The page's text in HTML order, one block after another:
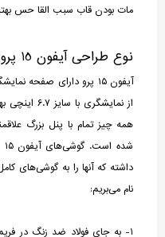
مات بودن قاب سبب القا حس
نوع طراحی آیفون 15 پرو و آیفون 15 پرومکس
از
همه چیز تمام با پنل بزرگ
داشته که آنها را به گوشی‌های
نام می‌بریم: